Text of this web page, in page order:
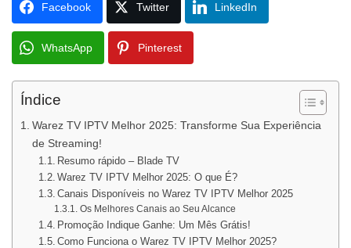
Facebook Twitter LinkedIn
WhatsApp Pinterest
Índice
Warez TV IPTV Melhor 2025: Transforme Sua Experiência
de Streaming!
Resumo rápido – Blade TV
Warez TV IPTV Melhor 2025: O que É?
Canais Disponíveis no Warez TV IPTV Melhor 2025
Os Melhores Canais ao Seu Alcance
Promoção Indique Ganhe: Um Mês Grátis!
Como Funciona o Warez TV IPTV Melhor 2025?